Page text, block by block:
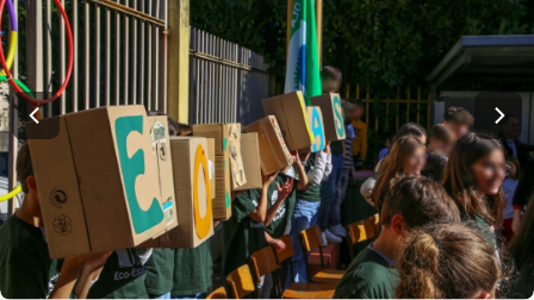
Filtros